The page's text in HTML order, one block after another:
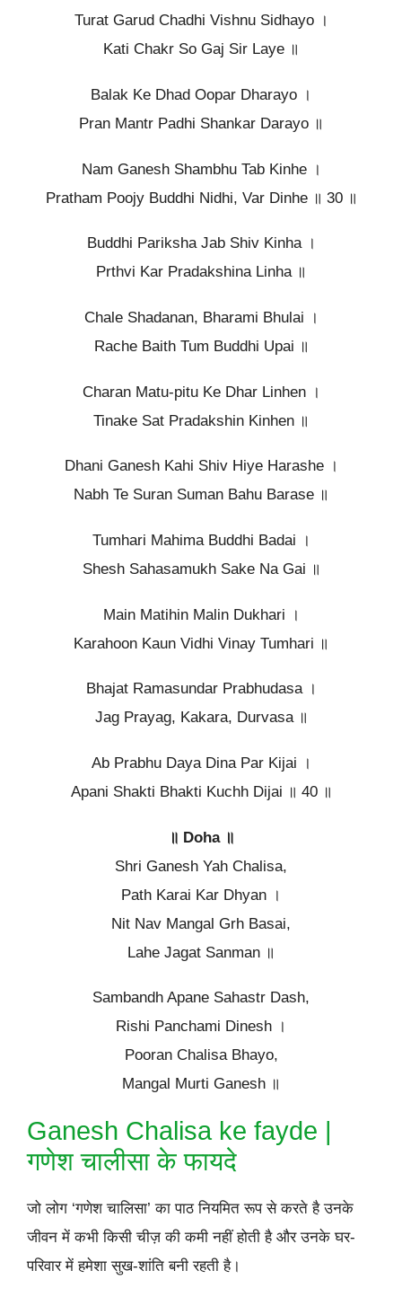
Turat Garud Chadhi Vishnu Sidhayo ।
Kati Chakr So Gaj Sir Laye ॥
Balak Ke Dhad Oopar Dharayo ।
Pran Mantr Padhi Shankar Darayo ॥
Nam Ganesh Shambhu Tab Kinhe ।
Pratham Poojy Buddhi Nidhi, Var Dinhe ॥ 30 ॥
Buddhi Pariksha Jab Shiv Kinha ।
Prthvi Kar Pradakshina Linha ॥
Chale Shadanan, Bharami Bhulai ।
Rache Baith Tum Buddhi Upai ॥
Charan Matu-pitu Ke Dhar Linhen ।
Tinake Sat Pradakshin Kinhen ॥
Dhani Ganesh Kahi Shiv Hiye Harashe ।
Nabh Te Suran Suman Bahu Barase ॥
Tumhari Mahima Buddhi Badai ।
Shesh Sahasamukh Sake Na Gai ॥
Main Matihin Malin Dukhari ।
Karahoon Kaun Vidhi Vinay Tumhari ॥
Bhajat Ramasundar Prabhudasa ।
Jag Prayag, Kakara, Durvasa ॥
Ab Prabhu Daya Dina Par Kijai ।
Apani Shakti Bhakti Kuchh Dijai ॥ 40 ॥
॥ Doha ॥
Shri Ganesh Yah Chalisa,
Path Karai Kar Dhyan ।
Nit Nav Mangal Grh Basai,
Lahe Jagat Sanman ॥
Sambandh Apane Sahastr Dash,
Rishi Panchami Dinesh ।
Pooran Chalisa Bhayo,
Mangal Murti Ganesh ॥
Ganesh Chalisa ke fayde |
गणेश चालीसा के फायदे
जो लोग ‘गणेश चालिसा’ का पाठ नियमित रूप से करते है उनके
जीवन में कभी किसी चीज़ की कमी नहीं होती है और उनके घर-
परिवार में हमेशा सुख-शांति बनी रहती है।